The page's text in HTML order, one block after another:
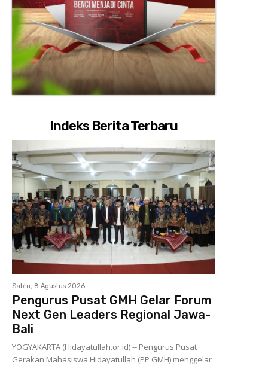
Indeks Berita Terbaru
Sabtu, 8 Agustus 2026
Pengurus Pusat GMH Gelar Forum
Next Gen Leaders Regional Jawa-
Bali
YOGYAKARTA (Hidayatullah.or.id) -- Pengurus Pusat
Gerakan Mahasiswa Hidayatullah (PP GMH) menggelar